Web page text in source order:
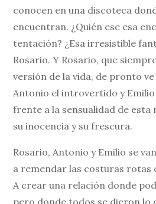
conocen en una discoteca
encuentran. ¿Quién ese esa
tentación? ¿Esa irresistible
Rosario. Y Rosario, que
versión de la vida, de pronto
Antonio el introvertido y Emilio
frente a la sensualidad de esta
su inocencia y su frescura.
Rosario, Antonio y Emilio se
a remendar las costuras rotas
A crear una relación donde
pero donde todos se dieron lo